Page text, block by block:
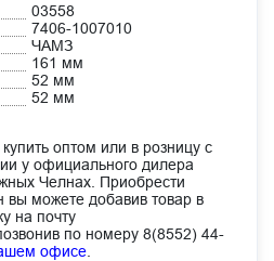
03558
7406-1007010
ЧАМЗ
161 мм
52 мм
52 мм
купить оптом или в розницу с
у официального дилера
Челнах. Приобрести
вы можете добавив товар в
на почту
по номеру 8(8552) 44-
офисе